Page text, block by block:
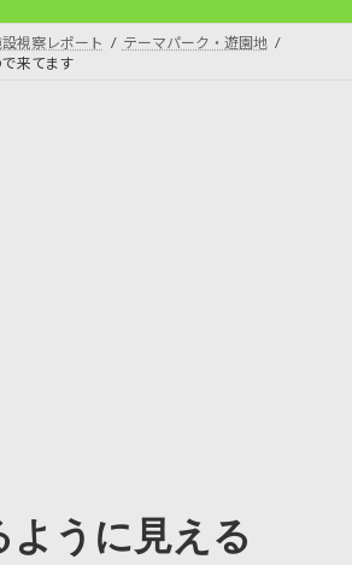
設視察レポート
テーマパーク・遊園地
来てます
うに見える